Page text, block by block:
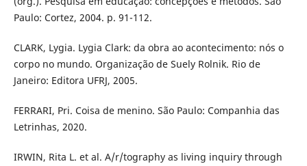
Paulo: Cortez, 2004. p. 91-112.
CLARK, Lygia. Lygia Clark: da obra ao acontecimento: nós o
corpo no mundo. Organização de Suely Rolnik. Rio de
Janeiro: Editora UFRJ, 2005.
FERRARI, Pri. Coisa de menino. São Paulo: Companhia das
Letrinhas, 2020.
IRWIN, Rita L. et al. A/r/tography as living inquiry through